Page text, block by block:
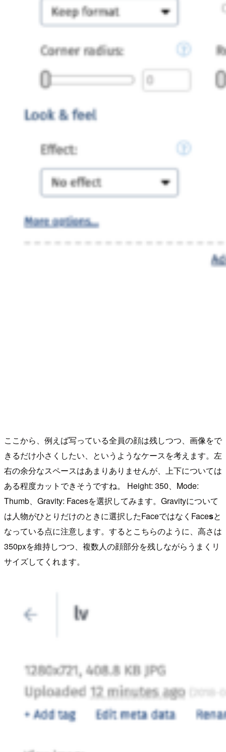
ここから、例えば写っている全員の顔は残しつつ、画像をで
きるだけ小さくしたい、というようなケースを考えます。左
右の余分なスペースはあまりありませんが、上下については
ある程度カットできそうですね。 Height: 350、 Mode:
Thumb、 Gravity: Facesを選択してみます。Gravityについて
は人物がひとりだけのときに選択したFaceではなくFacesと
なっている点に注意します。するとこちらのように、高さは
350pxを維持しつつ、複数人の顔部分を残しながらうまくリ
サイズしてくれます。